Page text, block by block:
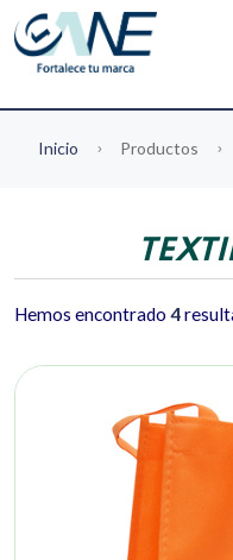
Inicio Productos
Hemos encontrado 4